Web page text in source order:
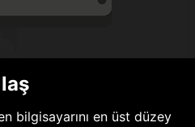
bilgisayarını en üst düzey